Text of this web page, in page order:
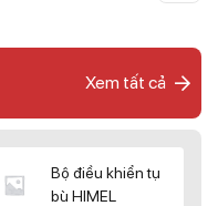
Xem tất cả
Bộ điều khiển tụ
bù HIMEL